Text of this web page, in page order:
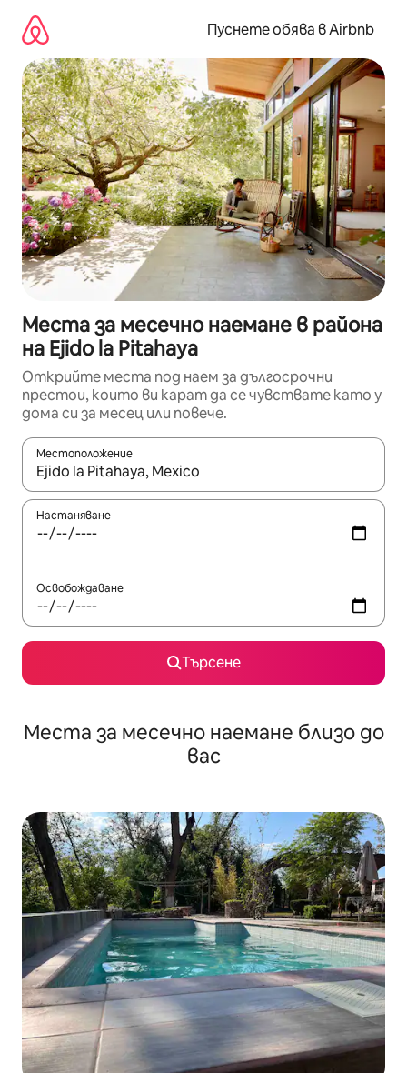
съдържанието
Пуснете обява в Airbnb
Места за месечно наемане в района
на Ejido la Pitahaya
Открийте места под наем за дългосрочни
престои, които ви карат да се чувствате като у
дома си за месец или повече.
Местоположение
Когато резултатите се покажат, използвайте
Настаняване
Освобождаване
Търсене
Места за месечно наемане близо до
вас